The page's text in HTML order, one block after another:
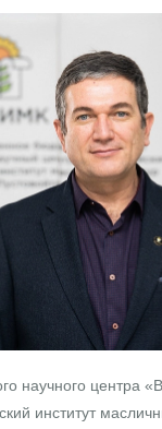
1/0
научного центра
институт